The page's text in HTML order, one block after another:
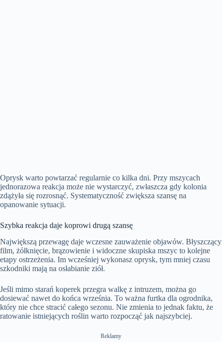
Oprysk warto powtarzać regularnie co kilka dni. Przy mszycach
jednorazowa reakcja może nie wystarczyć, zwłaszcza gdy kolonia
zdążyła się rozrosnąć. Systematyczność zwiększa szansę na
opanowanie sytuacji.
Szybka reakcja daje koprowi drugą szansę
Największą przewagę daje wczesne zauważenie objawów. Błyszczący
film, żółknięcie, brązowienie i widoczne skupiska mszyc to kolejne
etapy ostrzeżenia. Im wcześniej wykonasz oprysk, tym mniej czasu
szkodniki mają na osłabianie ziół.
Jeśli mimo starań koperek przegra walkę z intruzem, można go
dosiewać nawet do końca września. To ważna furtka dla ogrodnika,
który nie chce stracić całego sezonu. Nie zmienia to jednak faktu, że
ratowanie istniejących roślin warto rozpocząć jak najszybciej.
Reklamy